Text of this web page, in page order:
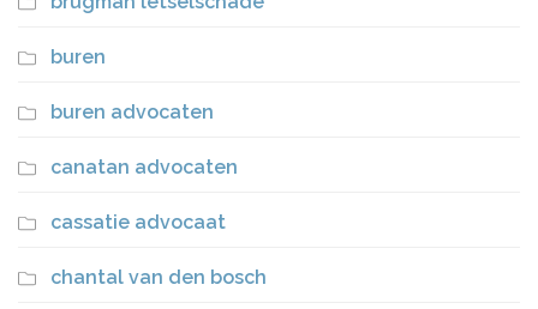
buren
buren advocaten
canatan advocaten
cassatie advocaat
chantal van den bosch